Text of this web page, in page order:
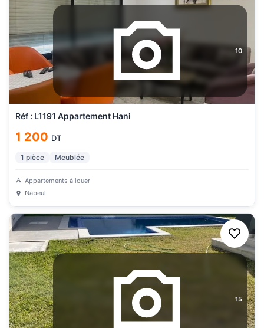
10
Réf : L1191 Appartement Hani
1 200 DT
1 pièce Meublée
Appartements à louer
Nabeul
15